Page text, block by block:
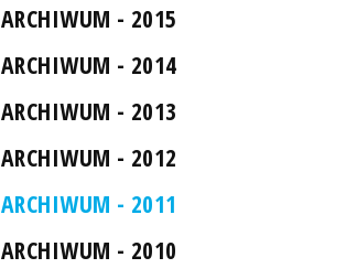
ARCHIWUM - 2015
ARCHIWUM - 2014
ARCHIWUM - 2013
ARCHIWUM - 2012
ARCHIWUM - 2011
ARCHIWUM - 2010